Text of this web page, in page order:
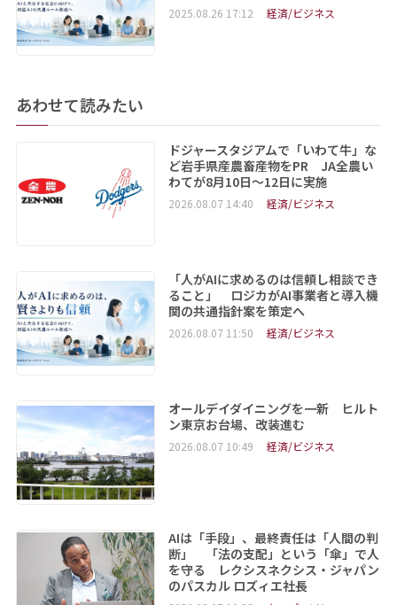
2025.08.26 17:12 経済/ビジネス
あわせて読みたい
ドジャースタジアムで「いわて牛」な
ど岩手県産農畜産物をPR JA全農い
わてが8月10日～12日に実施
2026.08.07 14:40 経済/ビジネス
「人がAIに求めるのは信頼し相談でき
ること」 ロジカがAI事業者と導入機
関の共通指針案を策定へ
2026.08.07 11:50 経済/ビジネス
オールデイダイニングを一新 ヒルト
ン東京お台場、改装進む
2026.08.07 10:49 経済/ビジネス
AIは「手段」、最終責任は「人間の判
断」 「法の支配」という「傘」で人
を守る レクシスネクシス・ジャパン
のパスカル ロズィエ社長